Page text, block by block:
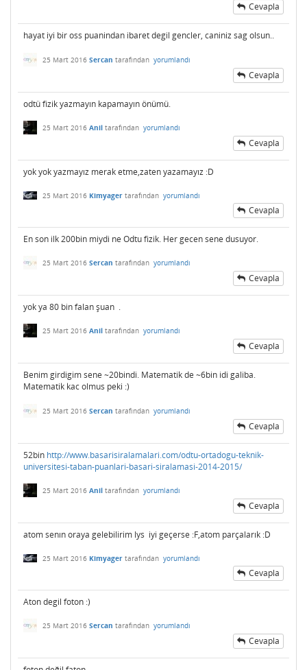
Cevapla
hayat iyi bir oss puanindan ibaret degil gencler, caniniz sag olsun..
25 Mart 2016 Sercan tarafından yorumlandı
Cevapla
odtü fizik yazmayın kapamayın önümü.
25 Mart 2016 Anil tarafından yorumlandı
Cevapla
yok yok yazmayız merak etme,zaten yazamayız :D
25 Mart 2016 Kimyager tarafından yorumlandı
Cevapla
En son ilk 200bin miydi ne Odtu fizik. Her gecen sene dusuyor.
25 Mart 2016 Sercan tarafından yorumlandı
Cevapla
yok ya 80 bin falan şuan .
25 Mart 2016 Anil tarafından yorumlandı
Cevapla
Benim girdigim sene ~20bindi. Matematik de ~6bin idi galiba.
Matematik kac olmus peki :)
25 Mart 2016 Sercan tarafından yorumlandı
Cevapla
52bin http://www.basarisiralamalari.com/odtu-ortadogu-teknik-
universitesi-taban-puanlari-basari-siralamasi-2014-2015/
25 Mart 2016 Anil tarafından yorumlandı
Cevapla
atom senın oraya gelebilirim lys iyi geçerse :F,atom parçalarık :D
25 Mart 2016 Kimyager tarafından yorumlandı
Cevapla
Aton degil foton :)
25 Mart 2016 Sercan tarafından yorumlandı
Cevapla